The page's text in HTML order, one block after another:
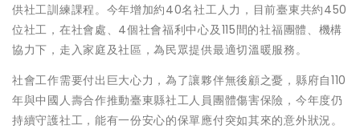
供社工訓練課程。今年增加約40名社工人力，目前臺東共約450
位社工，在社會處、4個社會福利中心及115間的社福團體、機構
協力下，走入家庭及社區，為民眾提供最適切溫暖服務。
社會工作需要付出巨大心力，為了讓夥伴無後顧之憂，縣府自110
年與中國人壽合作推動臺東縣社工人員團體傷害保險，今年度仍
持續守護社工，能有一份安心的保單應付突如其來的意外狀況。